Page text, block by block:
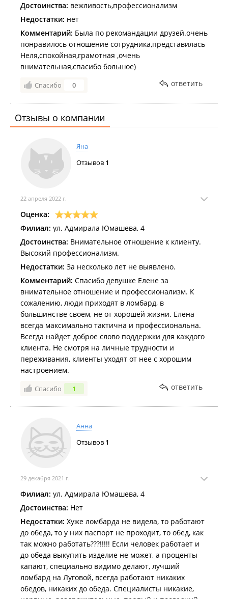
Достоинства: вежливость,профессионализм
Недостатки: нет
Комментарий: Была по рекомандации друзей.очень
понравилось отношение сотрудника,представилась
Неля,спокойная,грамотная ,очень
внимательная,спасибо большое)
Спасибо 0 ответить
Отзывы о компании
Яна
Отзывов 1
22 апреля 2022 г.
Оценка:
Филиал: ул. Адмирала Юмашева, 4
Достоинства: Внимательное отношение к клиенту.
Высокий профессионализм.
Недостатки: За несколько лет не выявлено.
Комментарий: Спасибо девушке Елене за
внимательное отношение и профессионализм. К
сожалению, люди приходят в ломбард, в
большинстве своем, не от хорошей жизни. Елена
всегда максимально тактична и профессиональна.
Всегда найдет доброе слово поддержки для каждого
клиента. Не смотря на личные трудности и
переживания, клиенты уходят от нее с хорошим
настроением.
Спасибо 1 ответить
Анна
Отзывов 1
29 декабря 2021 г.
Филиал: ул. Адмирала Юмашева, 4
Достоинства: Нет
Недостатки: Хуже ломбарда не видела, то работают
до обеда, то у них паспорт не проходит, то обед, как
так можно работать???!!!!! Если человек работает и
до обеда выкупить изделие не может, а проценты
капают, специально видимо делают, лучший
ломбард на Луговой, всегда работают никаких
обедов, никаких до обеда. Специалисты никакие,